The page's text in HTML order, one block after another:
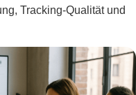
Tracking-Qualität und